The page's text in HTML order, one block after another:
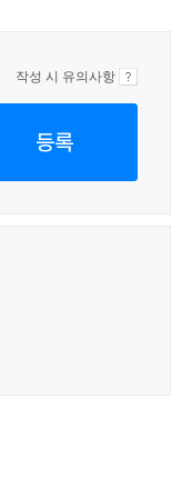
작성 시 유의사항
등록